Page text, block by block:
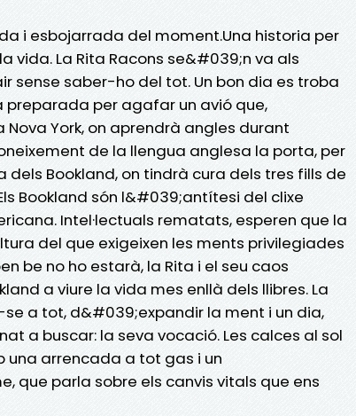
i esbojarrada del moment.Una historia per
vida. La Rita Racons se&#039;n va als
sense saber-ho del tot. Un bon dia es troba
per agafar un avió que,
York, on aprendrà angles durant
de la llengua anglesa la porta, per
Bookland, on tindrà cura dels tres fills de
Bookland són l&#039;antítesi del clixe
Intel·lectuals rematats, esperen que la
del que exigeixen les ments privilegiades
be no ho estarà, la Rita i el seu caos
a viure la vida mes enllà dels llibres. La
a tot, d&#039;expandir la ment i un dia,
a buscar: la seva vocació. Les calces al sol
una arrencada a tot gas i un
que parla sobre els canvis vitals que ens